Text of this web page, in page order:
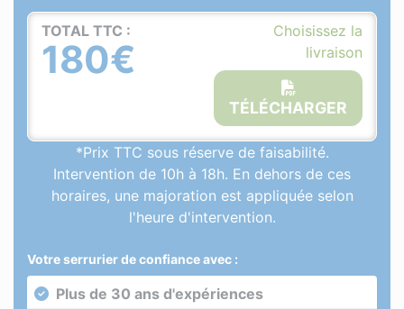
TOTAL TTC :
180€
Choisissez la
livraison
TÉLÉCHARGER
*Prix TTC sous réserve de faisabilité.
Intervention de 10h à 18h. En dehors de ces
horaires, une majoration est appliquée selon
l'heure d'intervention.
Votre serrurier de confiance avec :
Plus de 30 ans d'expériences